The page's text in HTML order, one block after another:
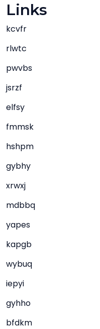
Links
kcvfr
rlwtc
pwvbs
jsrzf
elfsy
fmmsk
hshpm
gybhy
xrwxj
mdbbq
yapes
kapgb
wybuq
iepyi
gyhho
bfdkm